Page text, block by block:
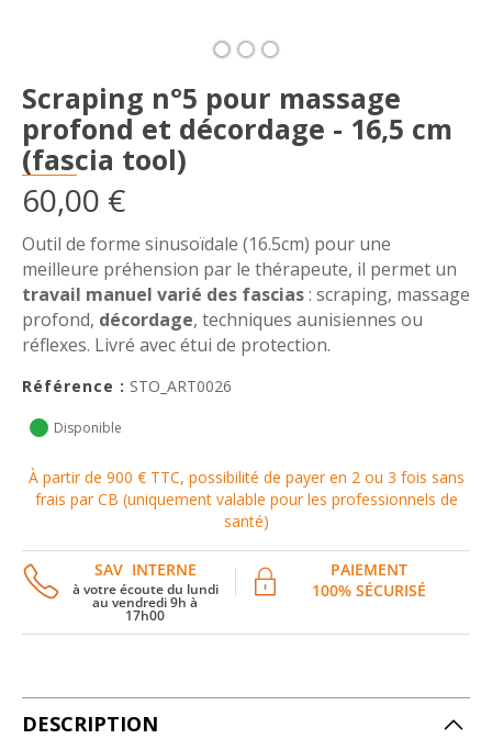
Scraping n°5 pour massage
profond et décordage - 16,5 cm
(fascia tool)
60,00 €
Outil de forme sinusoïdale (16.5cm) pour une
meilleure préhension par le thérapeute, il permet un
travail manuel varié des fascias: scraping, massage
profond, décordage, techniques aunisiennes ou
réflexes. Livré avec étui de protection.
Référence : STO_ART0026
Disponible
À partir de 900 € TTC, possibilité de payer en 2 ou 3 fois sans
frais par CB (uniquement valable pour les professionnels de
santé)
SAV INTERNE
à votre écoute du lundi
au vendredi 9h à
17h00
PAIEMENT
100% SÉCURISÉ
DESCRIPTION